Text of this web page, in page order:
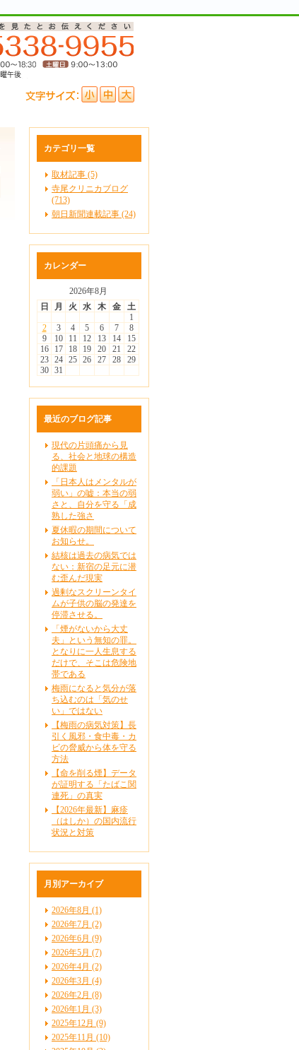
カテゴリ一覧
取材記事 (5)
寺尾クリニカブログ
(713)
朝日新聞連載記事 (24)
カレンダー
2026年8月
日
月 火 水 木 金
土
1
2
3 4 5 6 7
8
9
10 11 12 13 14
15
16
17 18 19 20 21
22
23
24 25 26 27 28
29
30
31
最近のブログ記事
現代の片頭痛から見
る、社会と地球の構造
的課題
「日本人はメンタルが
弱い」の嘘：本当の弱
さと、自分を守る「成
熟した強さ
夏休暇の期間について
お知らせ。
結核は過去の病気では
ない：新宿の足元に潜
む歪んだ現実
過剰なスクリーンタイ
ムが子供の脳の発達を
停滞させる。
「煙がないから大丈
夫」という無知の罪。
となりに一人生息する
だけで、そこは危険地
帯である
梅雨になると気分が落
ち込むのは「気のせ
い」ではない
【梅雨の病気対策】長
引く風邪・食中毒・カ
ビの脅威から体を守る
方法
【命を削る煙】データ
が証明する「たばこ関
連死」の真実
【2026年最新】麻疹
（はしか）の国内流行
状況と対策
月別アーカイブ
2026年8月 (1)
2026年7月 (2)
2026年6月 (9)
2026年5月 (7)
2026年4月 (2)
2026年3月 (4)
2026年2月 (8)
2026年1月 (3)
2025年12月 (9)
2025年11月 (10)